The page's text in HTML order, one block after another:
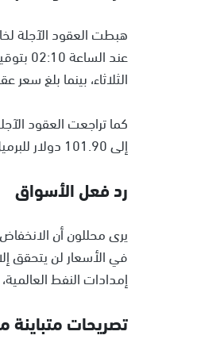
الثلاثاء، بينما بلغ سعر عقد
إلى 101.90 دولار للبرميل، بعد أن سجلت أعلى مستوى لها منذ التاسع من آذار/مارس في بداية التداولات.
رد فعل الأسواق
يرى محللون أن
في الأسعار لن يتحقق
إمدادات النفط
تصريحات